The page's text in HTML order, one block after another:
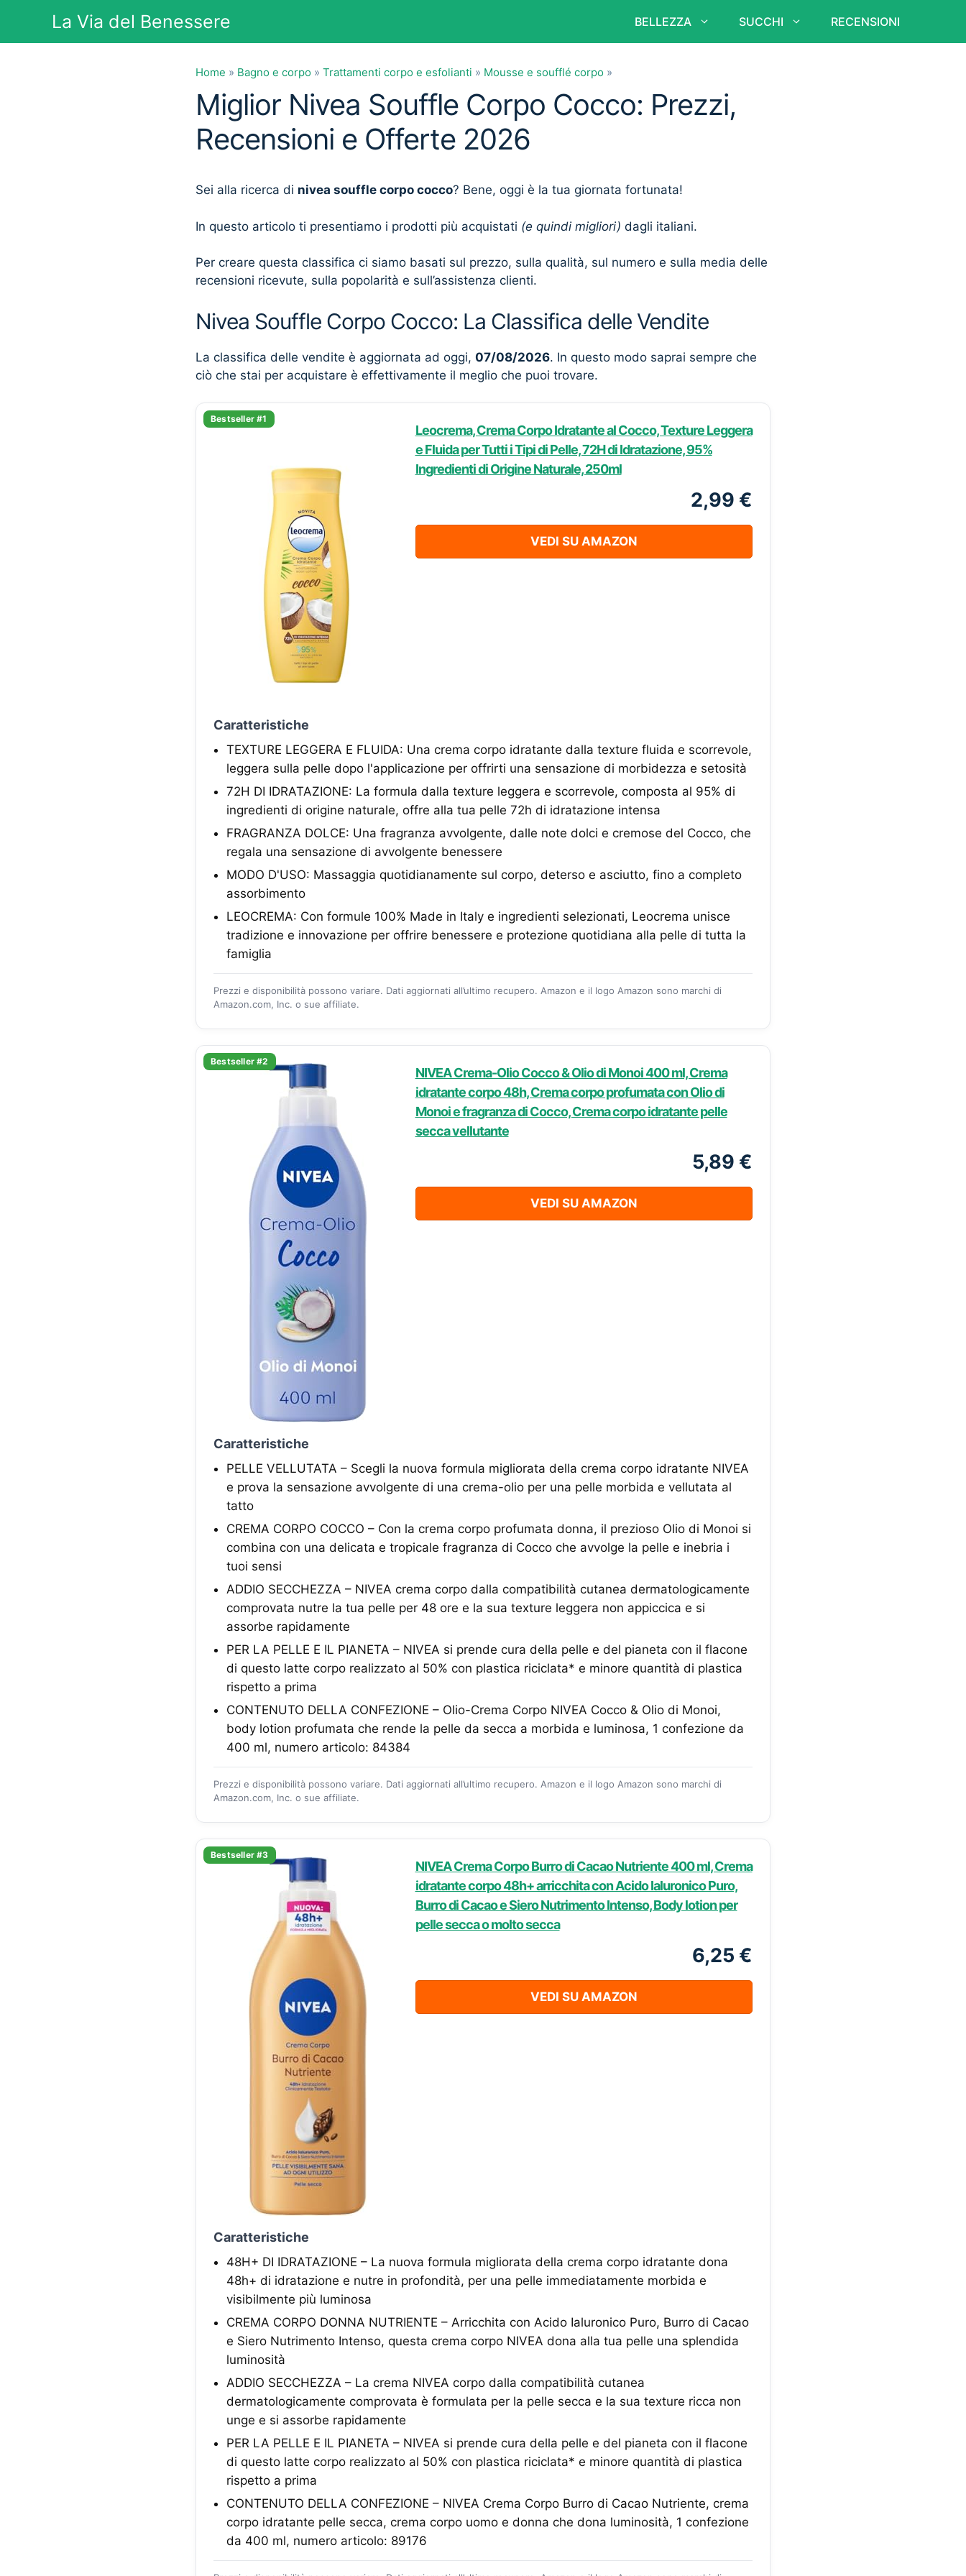
contenuto
La Via del Benessere BELLEZZA SUCCHI RECENSIONI
Home » Bagno e corpo » Trattamenti corpo e esfolianti » Mousse e soufflé corpo »
Miglior Nivea Souffle Corpo Cocco: Prezzi,
Recensioni e Offerte 2026
Sei alla ricerca di nivea souffle corpo cocco? Bene, oggi è la tua giornata fortunata!
In questo articolo ti presentiamo i prodotti più acquistati (e quindi migliori) dagli italiani.
Per creare questa classifica ci siamo basati sul prezzo, sulla qualità, sul numero e sulla media delle
recensioni ricevute, sulla popolarità e sull’assistenza clienti.
Nivea Souffle Corpo Cocco: La Classifica delle Vendite
La classifica delle vendite è aggiornata ad oggi, 07/08/2026. In questo modo saprai sempre che
ciò che stai per acquistare è effettivamente il meglio che puoi trovare.
Bestseller #1
Leocrema, Crema Corpo Idratante al Cocco, Texture Leggera
e Fluida per Tutti i Tipi di Pelle, 72H di Idratazione, 95%
Ingredienti di Origine Naturale, 250ml
2,99 €
VEDI SU AMAZON
Caratteristiche
TEXTURE LEGGERA E FLUIDA: Una crema corpo idratante dalla texture fluida e scorrevole,
leggera sulla pelle dopo l'applicazione per offrirti una sensazione di morbidezza e setosità
72H DI IDRATAZIONE: La formula dalla texture leggera e scorrevole, composta al 95% di
ingredienti di origine naturale, offre alla tua pelle 72h di idratazione intensa
FRAGRANZA DOLCE: Una fragranza avvolgente, dalle note dolci e cremose del Cocco, che
regala una sensazione di avvolgente benessere
MODO D'USO: Massaggia quotidianamente sul corpo, deterso e asciutto, fino a completo
assorbimento
LEOCREMA: Con formule 100% Made in Italy e ingredienti selezionati, Leocrema unisce
tradizione e innovazione per offrire benessere e protezione quotidiana alla pelle di tutta la
famiglia
Prezzi e disponibilità possono variare. Dati aggiornati all’ultimo recupero. Amazon e il logo Amazon sono marchi di
Amazon.com, Inc. o sue affiliate.
Bestseller #2
NIVEA Crema-Olio Cocco & Olio di Monoi 400 ml, Crema
idratante corpo 48h, Crema corpo profumata con Olio di
Monoi e fragranza di Cocco, Crema corpo idratante pelle
secca vellutante
5,89 €
VEDI SU AMAZON
Caratteristiche
PELLE VELLUTATA – Scegli la nuova formula migliorata della crema corpo idratante NIVEA
e prova la sensazione avvolgente di una crema-olio per una pelle morbida e vellutata al
tatto
CREMA CORPO COCCO – Con la crema corpo profumata donna, il prezioso Olio di Monoi si
combina con una delicata e tropicale fragranza di Cocco che avvolge la pelle e inebria i
tuoi sensi
ADDIO SECCHEZZA – NIVEA crema corpo dalla compatibilità cutanea dermatologicamente
comprovata nutre la tua pelle per 48 ore e la sua texture leggera non appiccica e si
assorbe rapidamente
PER LA PELLE E IL PIANETA – NIVEA si prende cura della pelle e del pianeta con il flacone
di questo latte corpo realizzato al 50% con plastica riciclata* e minore quantità di plastica
rispetto a prima
CONTENUTO DELLA CONFEZIONE – Olio-Crema Corpo NIVEA Cocco & Olio di Monoi,
body lotion profumata che rende la pelle da secca a morbida e luminosa, 1 confezione da
400 ml, numero articolo: 84384
Prezzi e disponibilità possono variare. Dati aggiornati all’ultimo recupero. Amazon e il logo Amazon sono marchi di
Amazon.com, Inc. o sue affiliate.
Bestseller #3
NIVEA Crema Corpo Burro di Cacao Nutriente 400 ml, Crema
idratante corpo 48h+ arricchita con Acido Ialuronico Puro,
Burro di Cacao e Siero Nutrimento Intenso, Body lotion per
pelle secca o molto secca
6,25 €
VEDI SU AMAZON
Caratteristiche
48H+ DI IDRATAZIONE – La nuova formula migliorata della crema corpo idratante dona
48h+ di idratazione e nutre in profondità, per una pelle immediatamente morbida e
visibilmente più luminosa
CREMA CORPO DONNA NUTRIENTE – Arricchita con Acido Ialuronico Puro, Burro di Cacao
e Siero Nutrimento Intenso, questa crema corpo NIVEA dona alla tua pelle una splendida
luminosità
ADDIO SECCHEZZA – La crema NIVEA corpo dalla compatibilità cutanea
dermatologicamente comprovata è formulata per la pelle secca e la sua texture ricca non
unge e si assorbe rapidamente
PER LA PELLE E IL PIANETA – NIVEA si prende cura della pelle e del pianeta con il flacone
di questo latte corpo realizzato al 50% con plastica riciclata* e minore quantità di plastica
rispetto a prima
CONTENUTO DELLA CONFEZIONE – NIVEA Crema Corpo Burro di Cacao Nutriente, crema
corpo idratante pelle secca, crema corpo uomo e donna che dona luminosità, 1 confezione
da 400 ml, numero articolo: 89176